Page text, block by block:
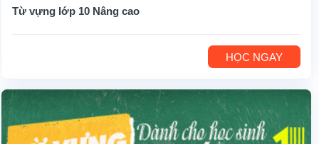
Từ vựng lớp 10 Nâng cao
HỌC NGAY